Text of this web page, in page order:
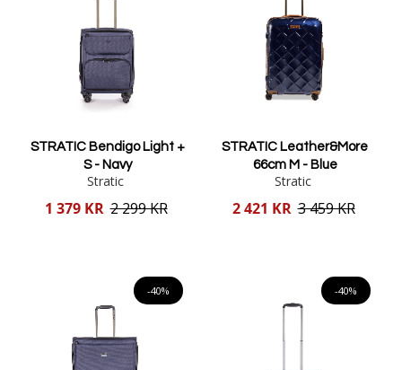
STRATIC Bendigo Light +
S - Navy
Stratic
Reducerat
1 379 KR 2 299 KR
STRATIC Leather&More
66cm M - Blue
Stratic
Reducerat
2 421 KR 3 459 KR
-40% -40%